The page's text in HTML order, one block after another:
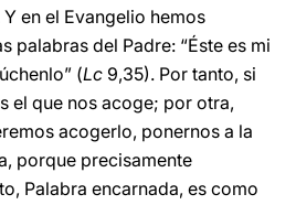
en el Evangelio hemos
palabras del Padre: “Éste es mi
(Lc 9,35). Por tanto, si
el que nos acoge; por otra,
acogerlo, ponernos a la
porque precisamente
Palabra encarnada, es como